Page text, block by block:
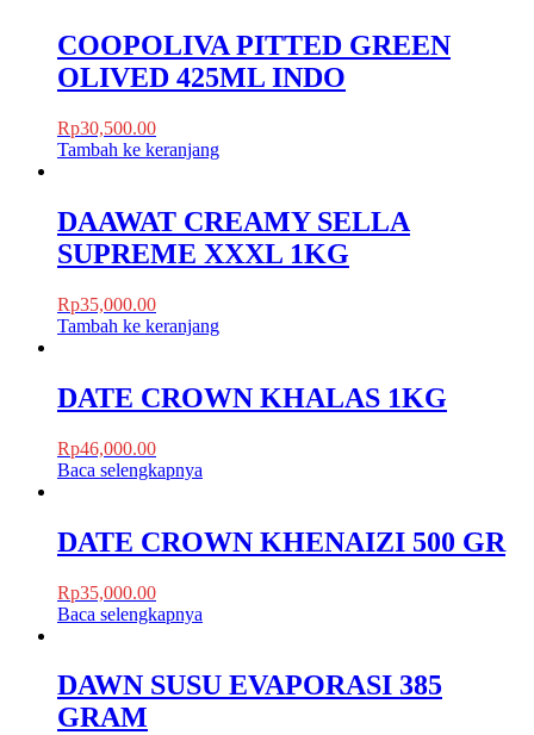
COOPOLIVA PITTED GREEN
OLIVED 425ML INDO
Rp30,500.00
Tambah ke keranjang
DAAWAT CREAMY SELLA
SUPREME XXXL 1KG
Rp35,000.00
Tambah ke keranjang
DATE CROWN KHALAS 1KG
Rp46,000.00
Baca selengkapnya
DATE CROWN KHENAIZI 500 GR
Rp35,000.00
Baca selengkapnya
DAWN SUSU EVAPORASI 385
GRAM